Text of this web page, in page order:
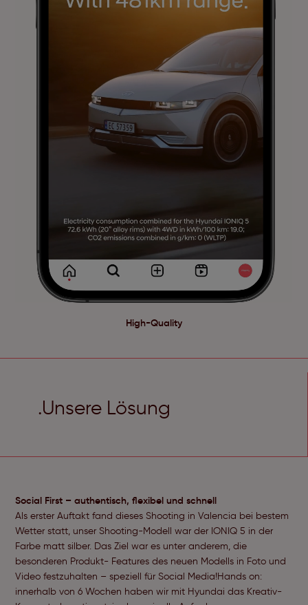
High-Quality
.Unsere Lösung
Social First – authentisch, flexibel und schnell
Als erster Auftakt fand dieses Shooting in Valencia bei bestem
Wetter statt, unser Shooting-Modell war der IONIQ 5 in der
Farbe matt silber. Das Ziel war es unter anderem, die
besonderen Produkt- Features des neuen Modells in Foto und
Video festzuhalten – speziell für Social Media!Hands on:
innerhalb von 6 Wochen haben wir mit Hyundai das Kreativ-